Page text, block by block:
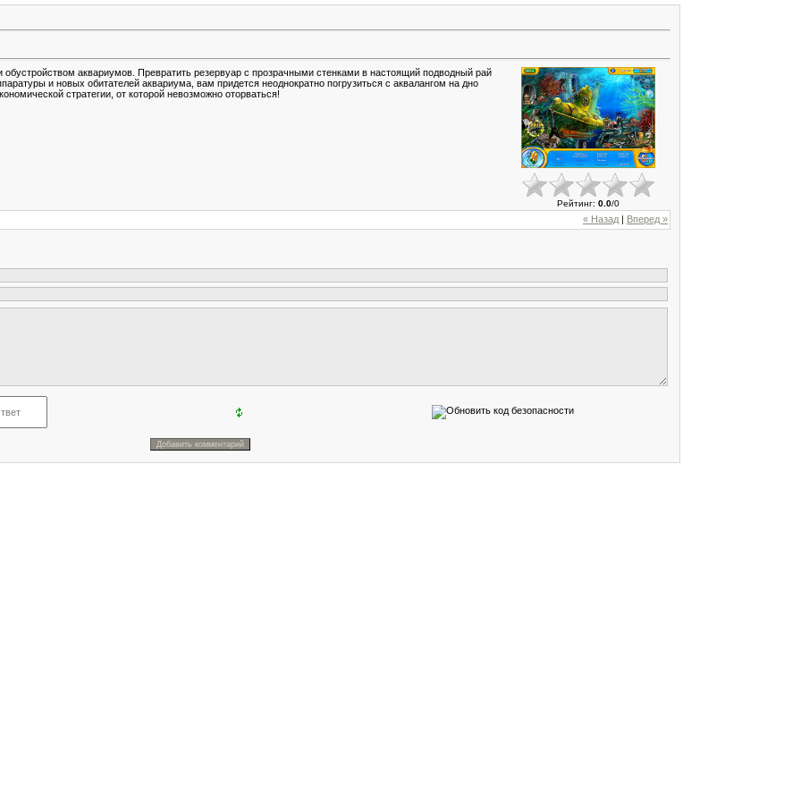
аквариумов. Превратить резервуар с прозрачными стенками в настоящий подводный рай
и новых обитателей аквариума, вам придется неоднократно погрузиться с аквалангом на дно
стратегии, от которой невозможно оторваться!
Рейтинг: 0.0/0
« Назад Вперед »